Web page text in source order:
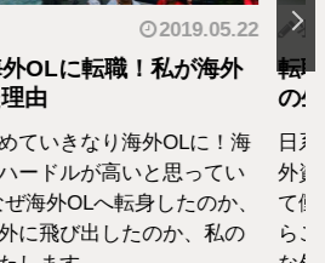
2019.05.22
OLに転職！私が海外
由
ていきなり海外OLに！海
ードルが高いと思ってい
海外OLへ転身したのか、
に飛び出したのか、私の
羽
転
の
日
外資
て働
ら